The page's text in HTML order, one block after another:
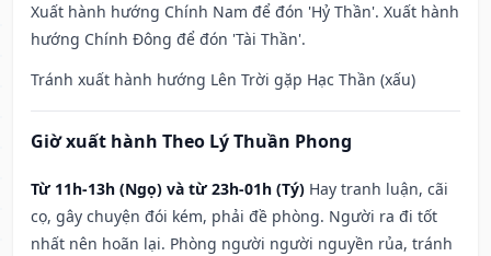
Xuất hành hướng Chính Nam để đón 'Hỷ Thần'. Xuất hành
hướng Chính Đông để đón 'Tài Thần'.
Tránh xuất hành hướng Lên Trời gặp Hạc Thần (xấu)
Giờ xuất hành Theo Lý Thuần Phong
Từ 11h-13h (Ngọ) và từ 23h-01h (Tý) Hay tranh luận, cãi
cọ, gây chuyện đói kém, phải đề phòng. Người ra đi tốt
nhất nên hoãn lại. Phòng người người nguyền rủa, tránh